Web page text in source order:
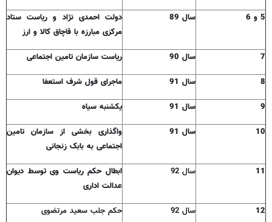
5 و 6 سال 89
دولت احمدی نژاد و ریاست ستاد
مرکزی مبارزه با قاچاق کالا و ارز
7 سال 90 ریاست سازمان تامین اجتماعی
8 سال 91 ماجرای قول شرف استعفا
9 سال 91 یکشنبه سیاه
10 سال 91
واگذاری بخشی از سازمان تامین
اجتماعی به بابک زنجانی
11 سال 92
ابطال حکم ریاست وی توسط دیوان
عدالت اداری
12 سال 92 حکم جلب سعید مرتضوی